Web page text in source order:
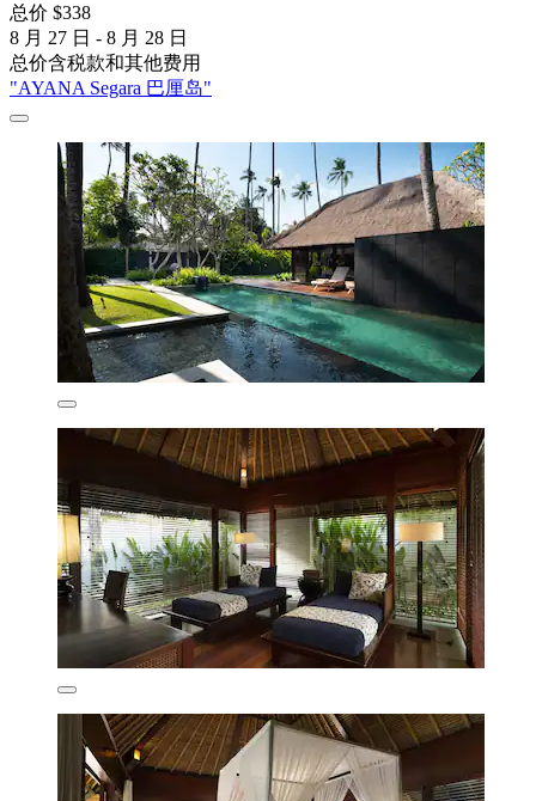
总价 $338
8 月 27 日 - 8 月 28 日
总价含税款和其他费用
"AYANA Segara 巴厘岛"